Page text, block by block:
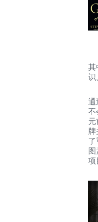
其
识
通
不
元
牌
了
项